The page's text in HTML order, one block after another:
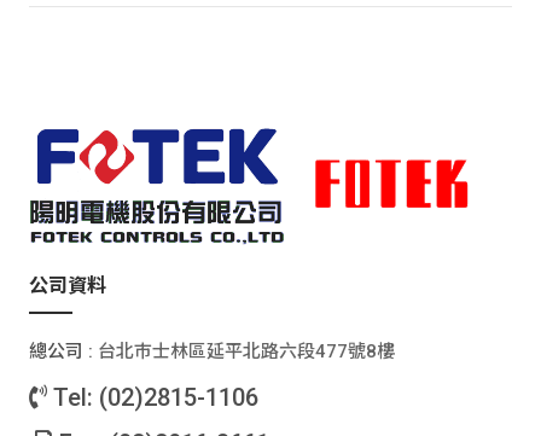
公司資料
總公司 : 台北巿士林區延平北路六段477號8樓
Tel: (02)2815-1106